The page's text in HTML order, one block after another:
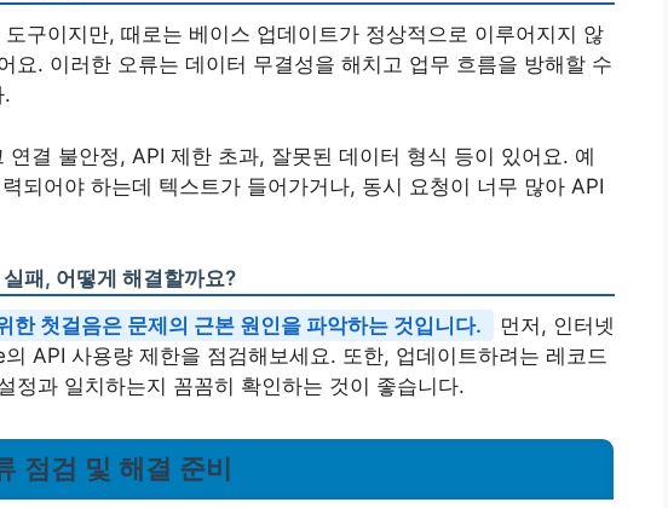
구이지만, 때로는 베이스 업데이트가 정상적으로 이루어지지 않
요. 이러한 오류는 데이터 무결성을 해치고 업무 흐름을 방해할 수
.
연결 불안정, API 제한 초과, 잘못된 데이터 형식 등이 있어요. 예
되어야 하는데 텍스트가 들어가거나, 동시 요청이 너무 많아 API
패, 어떻게 해결할까요?
첫걸음은 문제의 근본 원인을 파악하는 것입니다.
먼저, 인터넷
API 사용량 제한을 점검해보세요. 또한, 업데이트하려는 레코드
정과 일치하는지 꼼꼼히 확인하는 것이 좋습니다.
점검 및 해결 준비